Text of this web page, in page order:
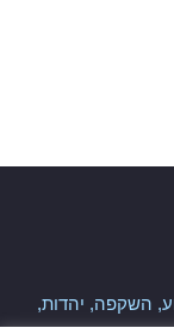
השקפה, יהדות,